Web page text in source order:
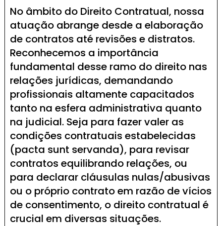
No âmbito do Direito Contratual, nossa
atuação abrange desde a elaboração
de contratos até revisões e distratos.
Reconhecemos a importância
fundamental desse ramo do direito nas
relações jurídicas, demandando
profissionais altamente capacitados
tanto na esfera administrativa quanto
na judicial. Seja para fazer valer as
condições contratuais estabelecidas
(pacta sunt servanda), para revisar
contratos equilibrando relações, ou
para declarar cláusulas nulas/abusivas
ou o próprio contrato em razão de vícios
de consentimento, o direito contratual é
crucial em diversas situações.